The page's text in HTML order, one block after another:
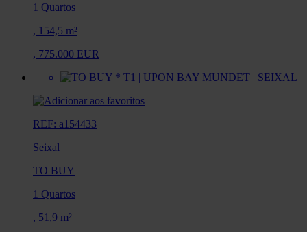
1 Quartos
, 154,5 m²
, 775.000 EUR
REF: a154433
Seixal
TO BUY
1 Quartos
, 51,9 m²